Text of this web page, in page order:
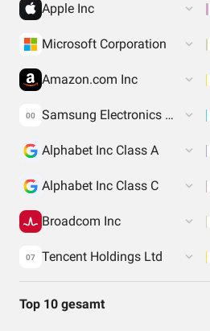
Apple Inc
Microsoft Corporation
Amazon.com Inc
00 Samsung Electronics Co Ltd
Alphabet Inc Class A
Alphabet Inc Class C
Broadcom Inc
07 Tencent Holdings Ltd
Top 10 gesamt